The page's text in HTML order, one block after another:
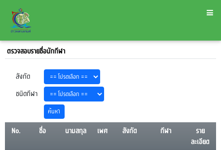
ตรวจสอบรายชื่อนักกีฬา
สังกัด
ชนิดกีฬา
No. ชื่อ นามสกุล เพศ สังกัด กีฬา
ราย
ละเอียด